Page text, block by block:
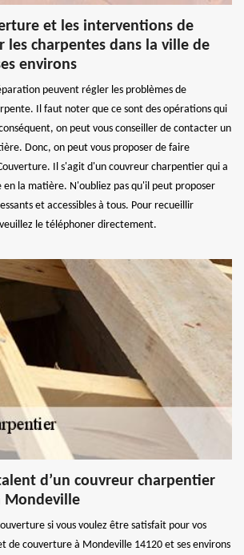
et les interventions de
les charpentes dans la ville de
environs
peuvent régler les problèmes de
Il faut noter que ce sont des opérations qui
on peut vous conseiller de contacter un
Donc, on peut vous proposer de faire
Il s'agit d'un couvreur charpentier qui a
en la matière. N'oubliez pas qu'il peut proposer
et accessibles à tous. Pour recueillir
le téléphoner directement.
d’un couvreur charpentier
Mondeville
si vous voulez être satisfait pour vos
de couverture à Mondeville 14120 et ses environs